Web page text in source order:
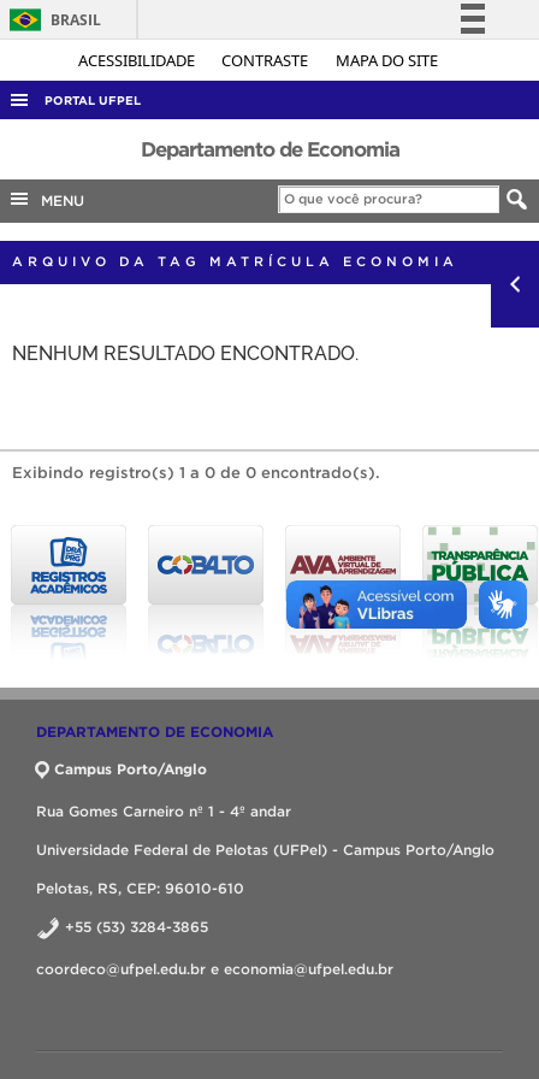
ACESSIBILIDADE CONTRASTE MAPA DO SITE
BRASIL
Simplifique!
Legislação
Canais
PORTAL UFPEL
ACESSO À INFORMAÇÃO
AUDITORIA
COBALTO
CONCURSOS
INTERNACIONAL
TELEFONES
Departamento de Economia
MENU
ARQUIVO DA TAG MATRÍCULA ECONOMIA
NENHUM RESULTADO ENCONTRADO.
Exibindo registro(s) 1 a 0 de 0 encontrado(s).
DEPARTAMENTO DE ECONOMIA
Campus Porto/Anglo
Rua Gomes Carneiro nº 1 - 4º andar
Universidade Federal de Pelotas (UFPel) - Campus Porto/Anglo
Pelotas, RS, CEP: 96010-610
+55 (53) 3284-3865
coordeco@ufpel.edu.br e economia@ufpel.edu.br